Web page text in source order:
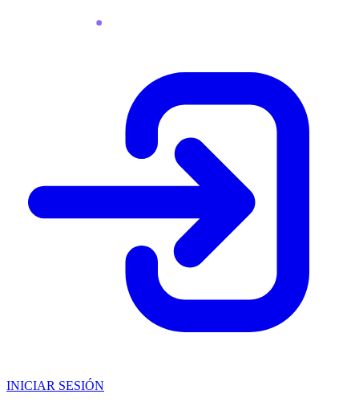
INICIAR SESIÓN